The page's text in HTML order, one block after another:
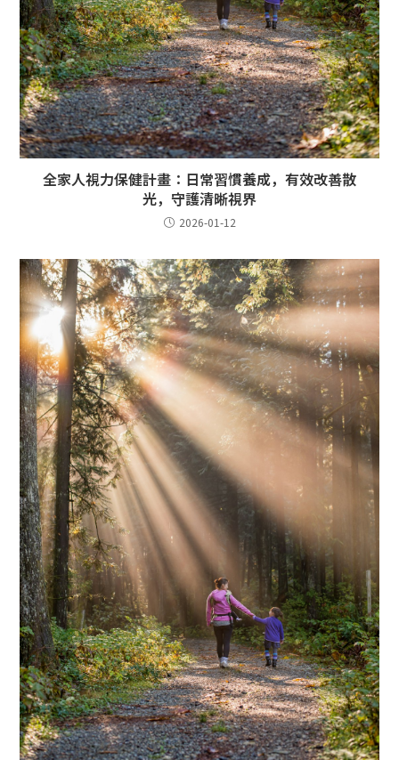
全家人視力保健計畫：日常習慣養成，有效改善散
光，守護清晰視界
2026-01-12